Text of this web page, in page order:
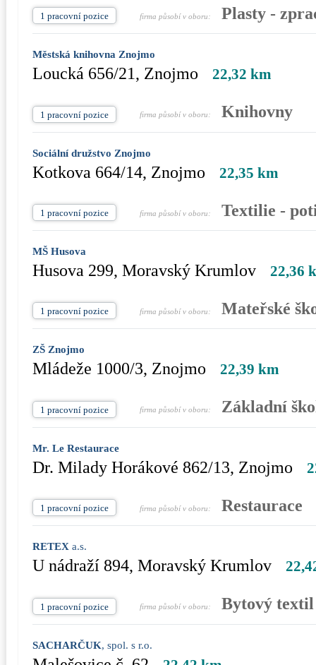
1 pracovní pozice firma působí v oboru: Plasty -
Městská knihovna Znojmo
Loucká 656/21, Znojmo 22,32 km
1 pracovní pozice firma působí v oboru: Knihovny
Sociální družstvo Znojmo
Kotkova 664/14, Znojmo 22,35 km
1 pracovní pozice firma působí v oboru: Textilie -
MŠ Husova
Husova 299, Moravský Krumlov 22,36
1 pracovní pozice firma působí v oboru: Mateřské
ZŠ Znojmo
Mládeže 1000/3, Znojmo 22,39 km
1 pracovní pozice firma působí v oboru: Základní
Mr. Le Restaurace
Dr. Milady Horákové 862/13, Znojmo
1 pracovní pozice firma působí v oboru: Restaurace
RETEX a.s.
U nádraží 894, Moravský Krumlov
1 pracovní pozice firma působí v oboru: Bytový textil
SACHARČUK, spol. s r.o.